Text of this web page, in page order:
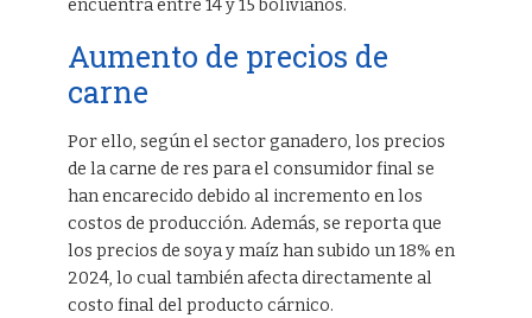
encuentra entre 14 y 15 bolivianos.
Aumento de precios de
carne
Por ello, según el sector ganadero, los precios
de la carne de res para el consumidor final se
han encarecido debido al incremento en los
costos de producción. Además, se reporta que
los precios de soya y maíz han subido un 18% en
2024, lo cual también afecta directamente al
costo final del producto cárnico.